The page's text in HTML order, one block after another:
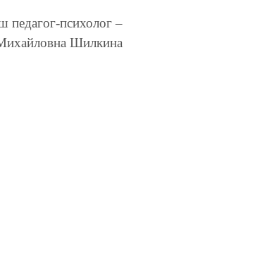
педагог-психолог –
Шилкина